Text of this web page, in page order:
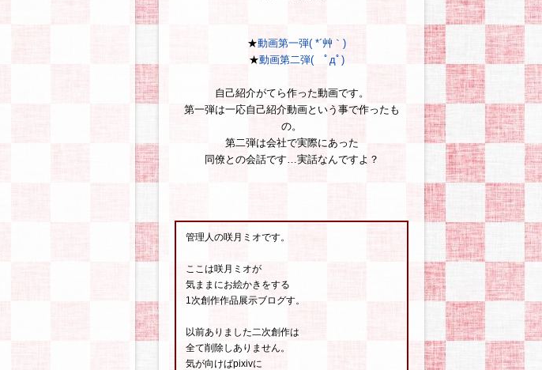
★動画第一弾( *´艸｀)
★動画第二弾( ﾟдﾟ)
自己紹介がてら作った動画です。
第一弾は一応自己紹介動画という事で作ったも
の。
第二弾は会社で実際にあった
同僚との会話です…実話なんですよ？
管理人の咲月ミオです。
ここは咲月ミオが
気ままにお絵かきをする
1次創作作品展示ブログす。
以前ありました二次創作は
全て削除しありません。
気が向けばpixivに